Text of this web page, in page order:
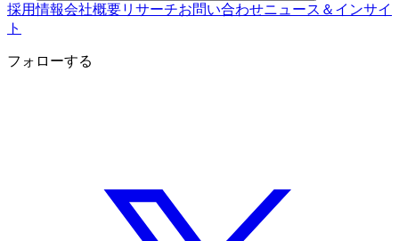
採用情報会社概要リサーチお問い合わせニュース＆インサイ
ト
フォローする